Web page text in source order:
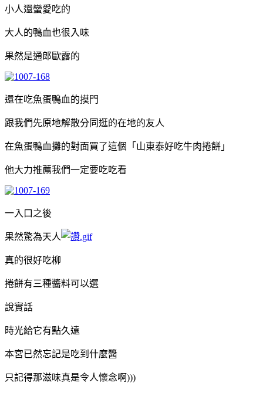
小人還蠻愛吃的
大人的鴨血也很入味
果然是通郎歐露的
還在吃魚蛋鴨血的摸門
跟我們先原地解散分同逛的在地的友人
在魚蛋鴨血攤的對面買了這個「山東泰好吃牛肉捲餅」
他大力推薦我們一定要吃吃看
一入口之後
果然驚為天人
真的很好吃柳
捲餅有三種醬料可以選
說實話
時光給它有點久遠
本宮已然忘記是吃到什麼醬
只記得那滋味真是令人懷念啊)))